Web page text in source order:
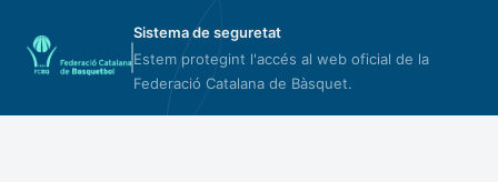
Sistema de seguretat
Estem protegint l'accés al web oficial de la
Federació Catalana de Bàsquet.